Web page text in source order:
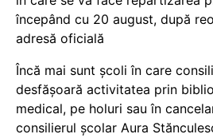
începând cu 20 august, după
adresă oficială
Încă mai sunt școli în care
desfășoară activitatea prin
medical, pe holuri sau în
consilierul școlar Aura